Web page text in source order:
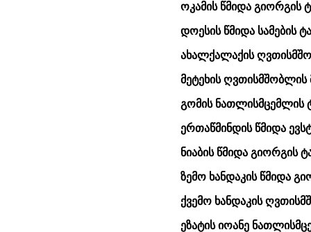
ოკამის წმიდა გიორგის
დოესის წმიდა სამების
ახალქალაქის
მეტეხის ღვთისმშობლის
გომის ნათლისმცემლის
ერთაწმინდის წმიდა
ნიაბის წმიდა გიორგის
ზემო ხანდაკის წმიდა
ქვემო ხანდაკის
ეზატის იოანე